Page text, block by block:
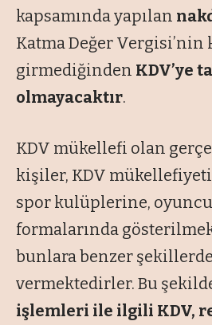
kapsamında yapılan
Katma Değer Vergisi’nin
girmediğinden KDV’ye
olmayacaktır.
KDV mükellefi olan
kişiler, KDV
spor kulüplerine,
formalarında
bunlara benzer şekillerde
vermektedirler. Bu
işlemleri ile ilgili KDV,